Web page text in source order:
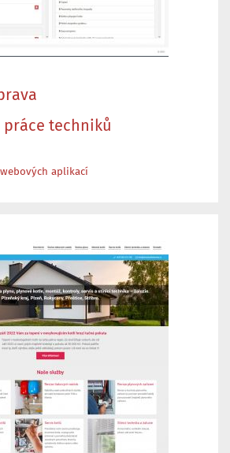
práce techniků
aplikací